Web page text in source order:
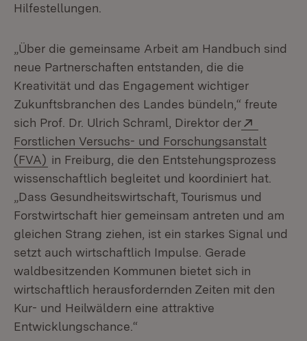
Hilfestellungen.
„Über die gemeinsame Arbeit am Handbuch sind
neue Partnerschaften entstanden, die die
Kreativität und das Engagement wichtiger
Zukunftsbranchen des Landes bündeln,“ freute
sich Prof. Dr. Ulrich Schraml, Direktor der
Forstlichen Versuchs- und Forschungsanstalt
(FVA) (Öffnet in neuem Fenster)
in Freiburg, die den Entstehungsprozess
wissenschaftlich begleitet und koordiniert hat.
„Dass Gesundheitswirtschaft, Tourismus und
Forstwirtschaft hier gemeinsam antreten und am
gleichen Strang ziehen, ist ein starkes Signal und
setzt auch wirtschaftlich Impulse. Gerade
waldbesitzenden Kommunen bietet sich in
wirtschaftlich herausfordernden Zeiten mit den
Kur- und Heilwäldern eine attraktive
Entwicklungschance.“